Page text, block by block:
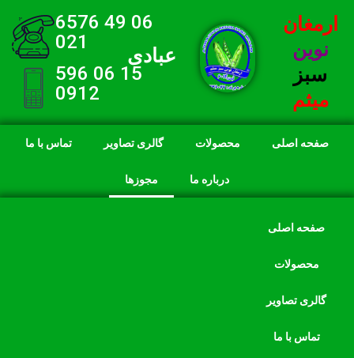
ارمغان
نوین
سبز
میثم
06 49 6576
021
عبادی
15 06 596
0912
صفحه اصلی محصولات گالری تصاویر تماس با ما
درباره ما مجوزها
صفحه اصلی
محصولات
گالری تصاویر
تماس با ما